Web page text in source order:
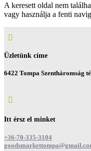
A keresett oldal nem
vagy használja a fenti

Üzletünk címe
6422 Tompa Szentháromság

Itt érsz el minket
+36-70-335-3104